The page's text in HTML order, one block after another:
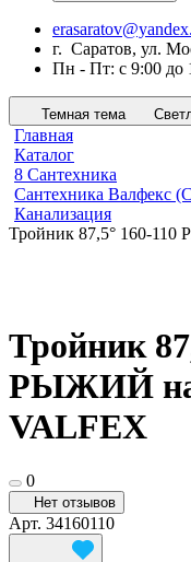
г. Саратов, ул.
Пн - Пт: с 9:00 до
Темная тема
Главная
Каталог
8 Сантехника
Сантехника Валфекс
Канализация
Тройник 87,5° 160-
Тройник
РЫЖИЙ
VALFEX
0
Нет отзывов
Арт. 34160110